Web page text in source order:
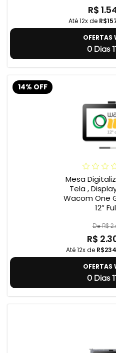
R$
Até 12x de
OFERTAS
0 Dias
14% OFF
Mesa
Tela ,
Wacom One
12”
De R$
R$
Até 12x de
OFERTAS
0 Dias